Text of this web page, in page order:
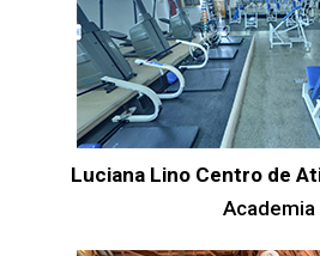
Luciana Lino Centro de
Academia